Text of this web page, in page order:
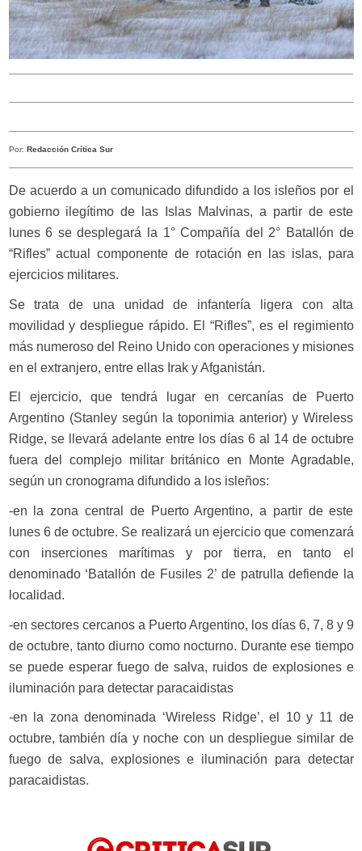
Por: Redacción Crítica Sur
De acuerdo a un comunicado difundido a los isleños por el
gobierno ilegítimo de las Islas Malvinas, a partir de este
lunes 6 se desplegará la 1° Compañía del 2° Batallón de
“Rifles” actual componente de rotación en las islas, para
ejercicios militares.
Se trata de una unidad de infantería ligera con alta
movilidad y despliegue rápido. El “Rifles”, es el regimiento
más numeroso del Reino Unido con operaciones y misiones
en el extranjero, entre ellas Irak y Afganistán.
El ejercicio, que tendrá lugar en cercanías de Puerto
Argentino (Stanley según la toponimia anterior) y Wireless
Ridge, se llevará adelante entre los días 6 al 14 de octubre
fuera del complejo militar británico en Monte Agradable,
según un cronograma difundido a los isleños:
-en la zona central de Puerto Argentino, a partir de este
lunes 6 de octubre. Se realizará un ejercicio que comenzará
con inserciones marítimas y por tierra, en tanto el
denominado ‘Batallón de Fusiles 2’ de patrulla defiende la
localidad.
-en sectores cercanos a Puerto Argentino, los días 6, 7, 8 y 9
de octubre, tanto diurno como nocturno. Durante ese tiempo
se puede esperar fuego de salva, ruidos de explosiones e
iluminación para detectar paracaidistas
-en la zona denominada ‘Wireless Ridge’, el 10 y 11 de
octubre, también día y noche con un despliegue similar de
fuego de salva, explosiones e iluminación para detectar
paracaidistas.